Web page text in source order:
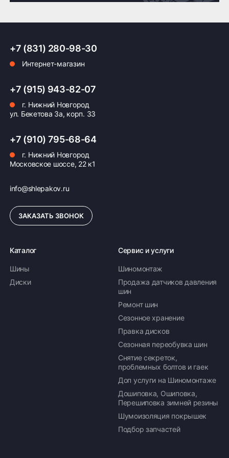
Мы отправляем заказы по всей России всеми
транспортными компаниями (ПЭК, Деловые
Автотрейдинг, Ратэк, Энергия и др.)
Доставка комплекта
(4 шт) шин или
дисков до терминала
транспортной
Новгороде —
бесплатная
Бесплатно
ПОДРОБНЕЕ ОБ ДОСТАВКЕ
Оплата заказа
Возможна картой, наличными при получении,
также доступно оформление кредита и
формирование счёта для Юр.Лица
+7 (831) 280-98-30
Интернет-магазин
+7 (915) 943-82-07
г. Нижний Новгород
ул. Бекетова 3а, корп. 33
+7 (910) 795-68-64
г. Нижний Новгород
Московское шоссе, 22 к1
info@shlepakov.ru
ЗАКАЗАТЬ ЗВОНОК
Каталог
Шины
Диски
Сервис и услуги
Шиномонтаж
Продажа датчиков давления
шин
Ремонт шин
Сезонное хранение
Правка дисков
Сезонная переобувка шин
Снятие секреток,
проблемных болтов и гаек
Доп услуги на Шиномонтаже
Дошиповка, Ошиповка,
Перешиповка зимней резины
Шумоизоляция покрышек
Подбор запчастей